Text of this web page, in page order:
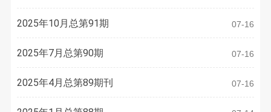
2025年10月总第91期 07-16
2025年7月总第90期 07-16
2025年4月总第89期刊 07-16